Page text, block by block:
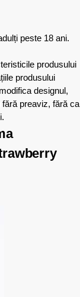
peste 18 ani.
produsului
produsului
designul,
preaviz, fără ca